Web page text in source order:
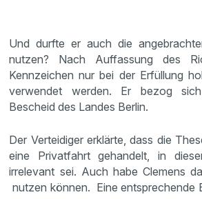
Und durfte er auch die
nutzen? Nach Auffassung des
Kennzeichen nur bei der Erfüllung
verwendet werden. Er bezog
Bescheid des Landes Berlin.
Der Verteidiger erklärte, dass die
eine Privatfahrt gehandelt, in
irrelevant sei. Auch habe Clemens
nutzen können. Eine entsprechende